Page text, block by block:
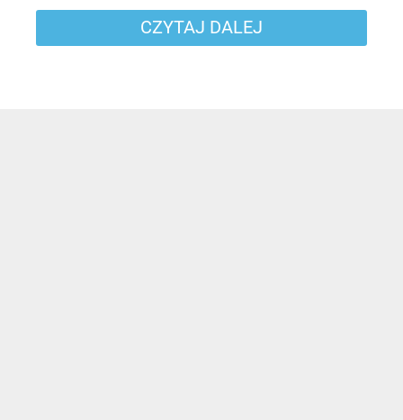
CZYTAJ DALEJ